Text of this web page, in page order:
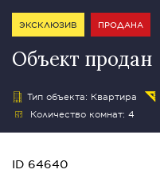
ЭКСКЛЮЗИВ ПРОДАНА
Объект продан
Тип объекта: Квартира
Количество комнат: 4
ID 64640